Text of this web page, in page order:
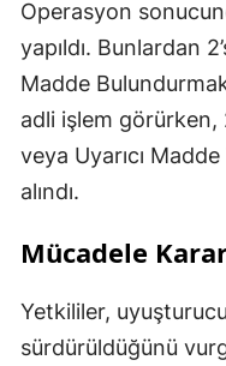
Operasyon
yapıldı. Bunlardan
Madde
adli işlem görürken,
veya Uyarıcı
alındı.
Mücadele
Yetkililer,
sürdürüldüğünü